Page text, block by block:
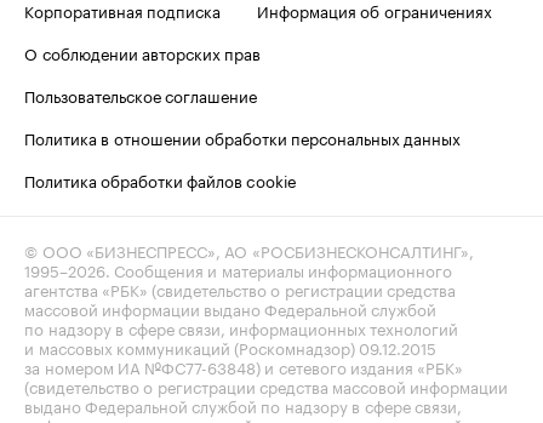
Корпоративная подписка
Информация об ограничениях
О соблюдении авторских прав
Пользовательское соглашение
Политика в отношении обработки персональных данных
Политика обработки файлов cookie
© ООО «БИЗНЕСПРЕСС», АО «РОСБИЗНЕСКОНСАЛТИНГ»,
1995–2026 . Сообщения и материалы информационного
агентства «РБК» (свидетельство о регистрации средства
массовой информации выдано Федеральной службой
по надзору в сфере связи, информационных технологий
и массовых коммуникаций (Роскомнадзор) 09.12.2015
за номером ИА №ФС77-63848) и сетевого издания «РБК»
(свидетельство о регистрации средства массовой информации
выдано Федеральной службой по надзору в сфере связи,